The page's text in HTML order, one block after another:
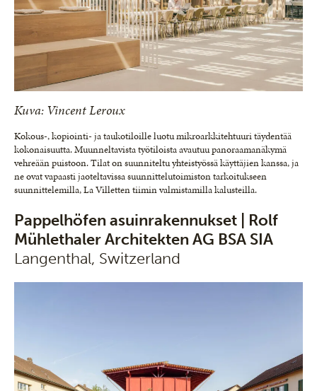
Kuva: Vincent Leroux
Kokous-, kopiointi- ja taukotiloille luotu mikroarkkitehtuuri täydentää
kokonaisuutta. Muunneltavista työtiloista avautuu panoraamanäkymä
vehreään puistoon. Tilat on suunniteltu yhteistyössä käyttäjien kanssa, ja
ne ovat vapaasti jaoteltavissa suunnittelutoimiston tarkoitukseen
suunnittelemilla, La Villetten tiimin valmistamilla kalusteilla.
Pappelhöfen asuinrakennukset | Rolf
Mühlethaler Architekten AG BSA SIA
Langenthal, Switzerland